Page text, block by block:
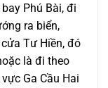
Phú Bài, đi
ra biển,
Tư Hiền, đó
là đi theo
Ga Cầu Hai